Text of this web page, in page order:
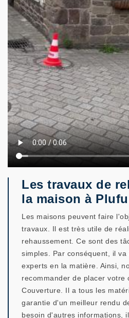
Les travaux de
la maison à
Les maisons peuvent faire
travaux. Il est très utile de
rehaussement. Ce sont des
simples. Par conséquent, il
experts en la matière. Ainsi,
recommander de placer votre
Couverture. Il a tous les
garantie d'un meilleur rendu
besoin d'autres informations,